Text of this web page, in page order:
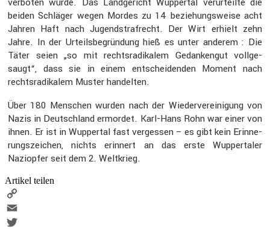
beiden Schläger wegen Mordes zu 14 bezie­hungs­weise acht
Jahren Haft nach Jugend­straf­recht. Der Wirt erhielt zehn
Jahre. In der Urteils­be­grün­dung hieß es unter anderem : Die
Täter seien „so mit rechts­ra­di­kalem Gedan­kengut vollge­
saugt“, dass sie in einem entschei­denden Moment nach
rechts­ra­di­kalem Muster handelten.
Über 180 Menschen wurden nach der Wieder­ver­ei­ni­gung von
Nazis in Deutsch­land ermordet. Karl-Hans Rohn war einer von
ihnen. Er ist in Wuppertal fast vergessen – es gibt kein Erinne­
rungs­zei­chen, nichts erinnert an das erste Wupper­taler
Naziopfer seit dem 2. Weltkrieg.
Artikel teilen
Copy
Link
Email